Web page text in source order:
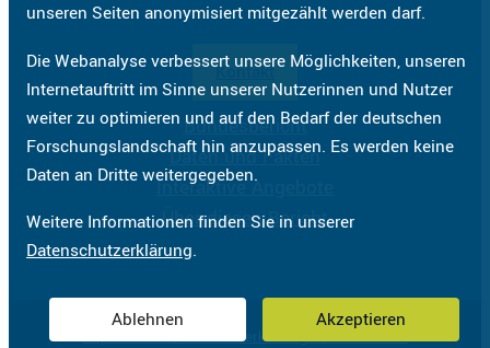
unseren Seiten anonymisiert mitgezählt werden darf.
Die Webanalyse verbessert unsere Möglichkeiten, unseren
Internetauftritt im Sinne unserer Nutzerinnen und Nutzer
weiter zu optimieren und auf den Bedarf der deutschen
Forschungslandschaft hin anzupassen. Es werden keine
Daten an Dritte weitergegeben.
Weitere Informationen finden Sie in unserer
Datenschutzerklärung.
Ablehnen Akzeptieren
Kontakt
Bundesbericht
Daten und Fakten
Interaktive Angebote
Über diesen Bericht
ImpressumDatenschutzerklärungBarrierefreiheit